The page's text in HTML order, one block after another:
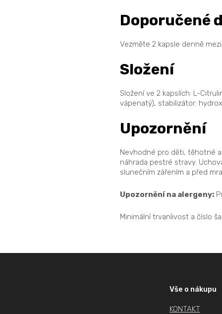
Doporučené
Vezměte 2 kapsle denně
Složení
Složení ve 2 kapslích: L-
vápenatý), stabilizátor:
Upozornění
Nevhodné pro děti, těhotné
náhrada pestré stravy.
slunečním zářením a před
Upozornění na alergeny:
Minimální trvanlivost a číslo
Vše o nákupu
KONTAKT